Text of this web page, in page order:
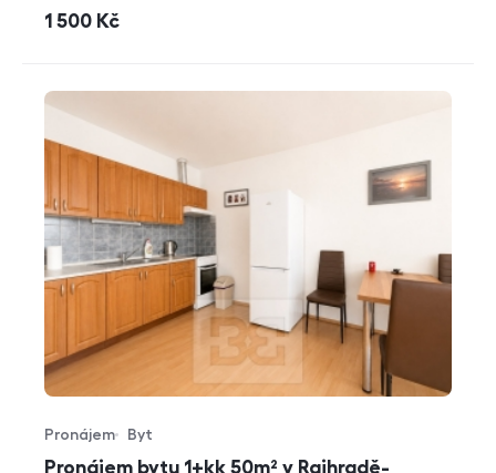
cena
1 500 Kč
Pronájem bytu 1+kk 50m² v Rajhradě-
Typ nabídky
Pronájem
Typ nemovitosti
Byt